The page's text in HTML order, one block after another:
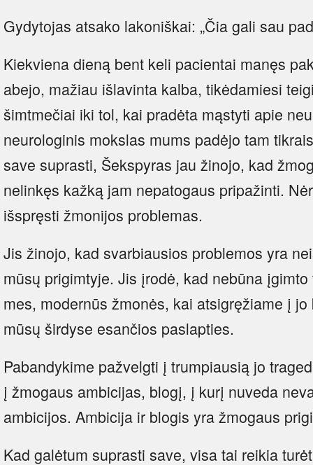
Gydytojas atsako lakoniškai: „Čia gali sau
Kiekviena dieną bent keli pacientai manęs
abejo, mažiau išlavinta kalba, tikėdamiesi
šimtmečiai iki tol, kai pradėta mąstyti apie
neurologinis mokslas mums padėjo tam
save suprasti, Šekspyras jau žinojo, kad
nelinkęs kažką jam nepatogaus pripažinti.
išspręsti žmonijos problemas.
Jis žinojo, kad svarbiausios problemos yra
mūsų prigimtyje. Jis įrodė, kad nebūna
mes, modernūs žmonės, kai atsigręžiame į
mūsų širdyse esančios paslapties.
Pabandykime pažvelgti į trumpiausią jo
į žmogaus ambicijas, blogį, į kurį nuveda
ambicijos. Ambicija ir blogis yra žmogaus
Kad galėtum suprasti save, visa tai reikia